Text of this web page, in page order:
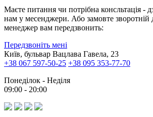
Маєте питання чи потрібна консльтація -
нам у месенджери. Або замовте зворотній
менеджер вам передзвонить:
Передзвоніть мені
Київ, бульвар Вацлава Гавела, 23
+38 067 597-50-25 +38 095 353-77-70
Понеділок - Неділя
09:00 - 20:00